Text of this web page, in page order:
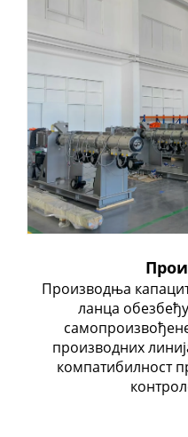
Производња
ланца
производних
компатибилност